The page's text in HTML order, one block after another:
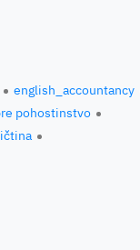
english_accountancy
pohostinstvo